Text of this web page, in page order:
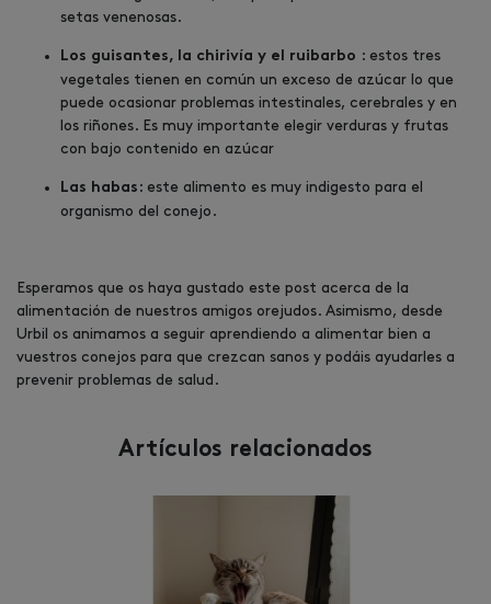
setas venenosas.
Los guisantes, la chirivía y el ruibarbo : estos tres
vegetales tienen en común un exceso de azúcar lo que
puede ocasionar problemas intestinales, cerebrales y en
los riñones. Es muy importante elegir verduras y frutas
con bajo contenido en azúcar
Las habas : este alimento es muy indigesto para el
organismo del conejo.
Esperamos que os haya gustado este post acerca de la
alimentación de nuestros amigos orejudos. Asimismo, desde
Urbil os animamos a seguir aprendiendo a alimentar bien a
vuestros conejos para que crezcan sanos y podáis ayudarles a
prevenir problemas de salud.
Artículos relacionados